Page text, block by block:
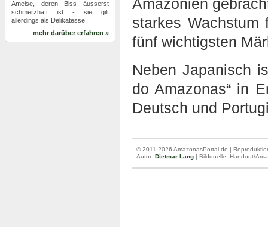
Amazonien
starkes
fünf wichtigsten
Neben Japanisch
do Amazonas“ in
Deutsch und
© 2011-2026 AmazonasPortal.de |
Autor: Dietmar Lang | Bildquelle: Handout/
Ameise, deren Biss äusserst
schmerzhaft ist - sie gilt
allerdings als Delikatesse.
mehr darüber erfahren »